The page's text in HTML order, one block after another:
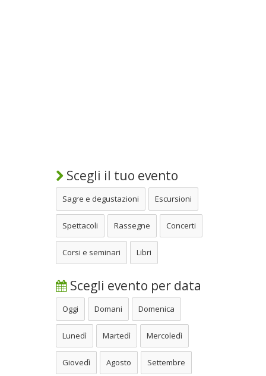
Scegli il tuo evento
Sagre e degustazioni Escursioni
Spettacoli Rassegne Concerti
Corsi e seminari Libri
Scegli evento per data
Oggi Domani Domenica
Lunedì Martedì Mercoledì
Giovedì Agosto Settembre